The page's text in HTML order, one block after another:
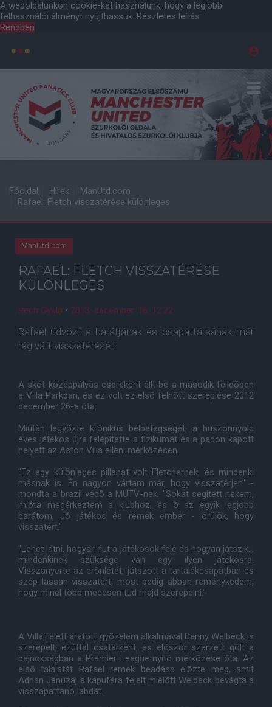
A weboldalunkon cookie-kat használunk, hogy a legjobb
felhasználói élményt nyújthassuk. Részletes leírás
Rendben
Főoldal Hírek
ManUtd.com
Rafael: Fletch visszatérése különleges
ManUtd.com
RAFAEL: FLETCH VISSZATÉRÉSE
KÜLÖNLEGES
Rech Gyula • 2013. december. 16. 12:22
Rafael üdvözli a barátjának és csapattársának már
rég várt visszatérését.
A skót középpályás csereként állt be a második félidõben
a Villa Parkban, és ez volt ez elsõ felnõtt szereplése 2012
december 26-a óta.
Miután legyõzte krónikus bélbetegségét, a huszonnyolc
éves játékos újra felépítette a fizikumát és a padon kapott
helyett az Aston Villa elleni mérkõzésen.
"Ez egy különleges pillanat volt Fletchernek, és mindenki
másnak is. Én nagyon vártam már, hogy visszatérjen" -
mondta a brazil védõ a MUTV-nek. "Sokat segített nekem,
mióta megérkeztem a klubhoz, és õ az egyik legjobb
barátom. Jó játékos és remek ember - örülök, hogy
visszatért."
"Lehet látni, hogyan fut a játékosok felé és hogyan játszik...
mindenkinek szüksége van egy ilyen játékosra.
Visszanyerte az erõnlétét, játszott a tartalékcsapatban és
szép lassan visszatért, most pedig abban reménykedem,
hogy minél több meccsen tud majd szerepelni."
A Villa felett aratott gyõzelem alkalmával Danny Welbeck is
szerepelt, ezúttal csatárként, és elõször szerzett gólt a
bajnokságban a Premier League nyitó mérkõzése óta. Az
elsõ találatát Rafael remek beadása elõzte meg, amit
Adnan Januzaj a kapufára fejelt mielõtt Welbeck bevágta a
visszapattanó labdát.